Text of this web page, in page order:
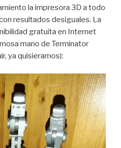
la impresora 3D a todo
resultados desiguales. La
gratuita en Internet
mano de Terminator
ya quisieramos):